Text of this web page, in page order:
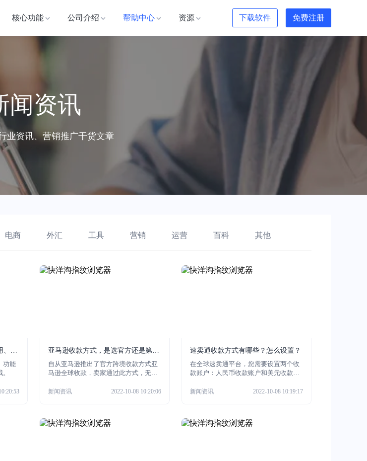
核心功能 公司介绍 帮助中心 资源 下载软件 免费注册
闻资讯
业资讯、营销推广干货文章
电商 外汇 工具 营销 运营 百科 其他
、功
功能
亚马逊收款方式，是选官方还是第三
方？
自从亚马逊推出了官方跨境收款方式亚
马逊全球收款，卖家通过此方式，无需
说卖家可以直接使用本地货币接收全球
户。这也给当时鱼龙混杂的第三方亚马
逊收款平台造成了一定的冲击。那么现
新闻资讯 2022-10-08 10:20:06
速卖通收款方式有哪些？怎么设置？
在全球速卖通平台，您需要设置两个收
款账户：人民币收款账户和美元收款账
新闻资讯 2022-10-08 10:19:17